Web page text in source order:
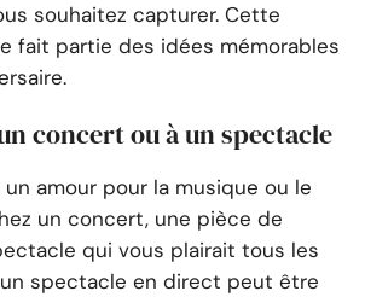
souhaitez capturer. Cette
fait partie des idées mémorables
concert ou à un spectacle
amour pour la musique ou le
un concert, une pièce de
qui vous plairait tous les
spectacle en direct peut être